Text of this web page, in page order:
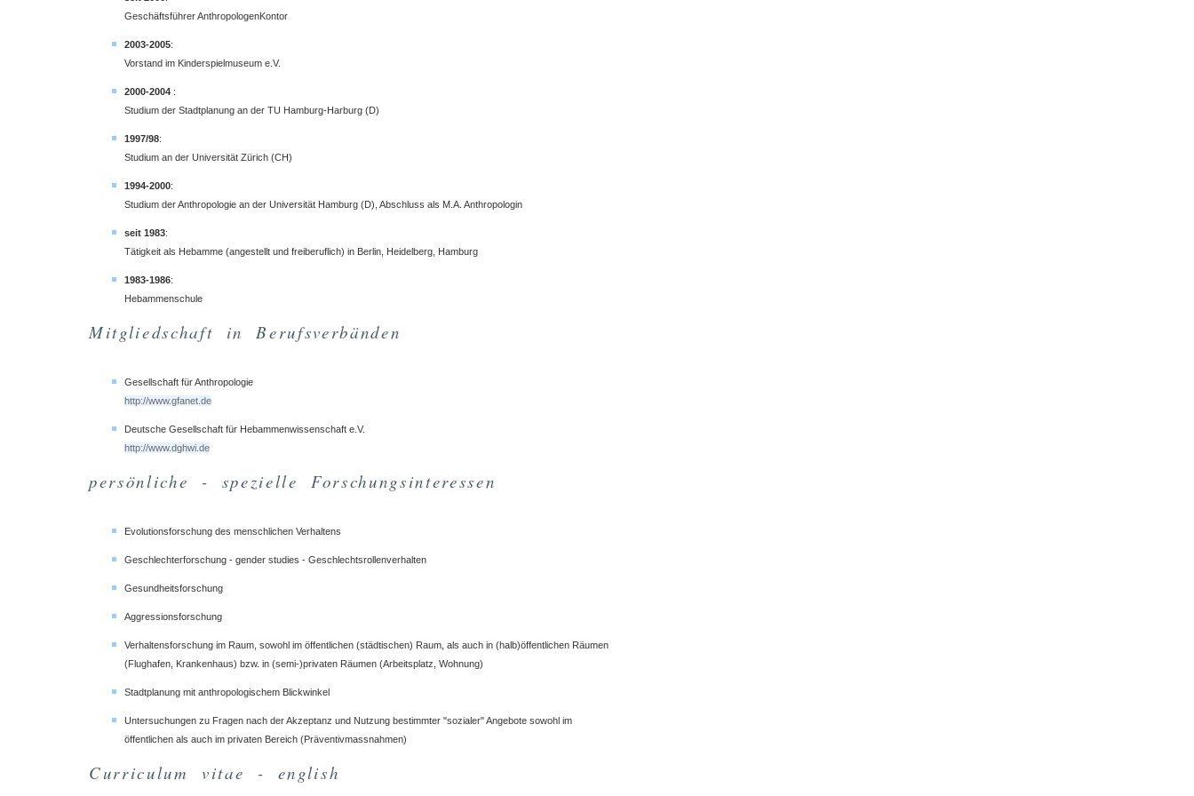
Geschäftsführer AnthropologenKontor
2003-2005:
Vorstand im Kinderspielmuseum e.V.
2000-2004 :
Studium der Stadtplanung an der TU Hamburg-Harburg (D)
1997/98:
Studium an der Universität Zürich (CH)
1994-2000:
Studium der Anthropologie an der Universität Hamburg (D), Abschluss als M.A. Anthropologin
seit 1983:
Tätigkeit als Hebamme (angestellt und freiberuflich) in Berlin, Heidelberg, Hamburg
1983-1986:
Hebammenschule
Mitgliedschaft in Berufsverbänden
Gesellschaft für Anthropologie
http://www.gfanet.de
Deutsche Gesellschaft für Hebammenwissenschaft e.V.
http://www.dghwi.de
persönliche - spezielle Forschungsinteressen
Evolutionsforschung des menschlichen Verhaltens
Geschlechterforschung - gender studies - Geschlechtsrollenverhalten
Gesundheitsforschung
Aggressionsforschung
Verhaltensforschung im Raum, sowohl im öffentlichen (städtischen) Raum, als auch in (halb)öffentlichen Räumen
(Flughafen, Krankenhaus) bzw. in (semi-)privaten Räumen (Arbeitsplatz, Wohnung)
Stadtplanung mit anthropologischem Blickwinkel
Untersuchungen zu Fragen nach der Akzeptanz und Nutzung bestimmter "sozialer" Angebote sowohl im
öffentlichen als auch im privaten Bereich (Präventivmassnahmen)
Curriculum vitae - english